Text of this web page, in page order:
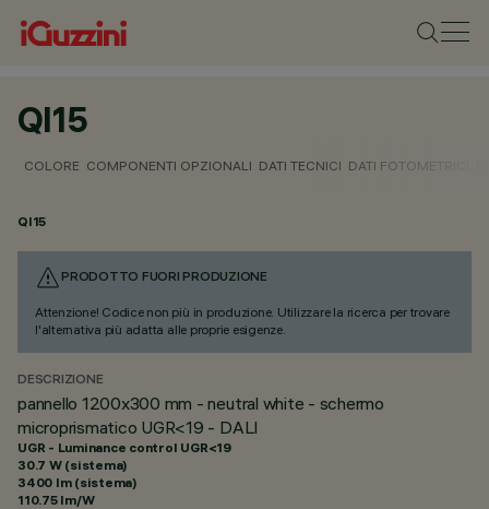
QI15
COLORE COMPONENTI OPZIONALI DATI TECNICI DATI FOTOMETRICI
QI15
PRODOTTO FUORI PRODUZIONE
Attenzione! Codice non più in produzione. Utilizzare la ricerca per trovare
l'alternativa più adatta alle proprie esigenze.
DESCRIZIONE
pannello 1200x300 mm - neutral white - schermo
microprismatico UGR<19 - DALI
UGR - Luminance control UGR<19
30.7 W (sistema)
3400 lm (sistema)
110.75 lm/W